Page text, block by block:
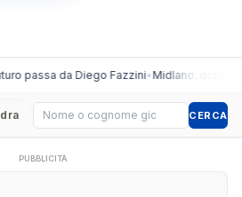
passa da Diego Fazzini•Midland, doppio
Cerca giocatore CERCA
PUBBLICITÀ